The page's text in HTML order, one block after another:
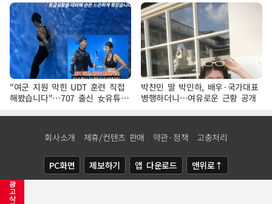
광
고
삭
"여군 지원 막힌 UDT 훈련 직접
해봤습니다"…707 출신 女유튜버
'완벽 소화'
박찬민 딸 박민하, 배우·국가대표
병행하더니…여유로운 근황 공개
회사소개 제휴/컨텐츠 판매 약관·정책 고충처리
PC화면 제보하기 앱 다운로드 맨위로↑